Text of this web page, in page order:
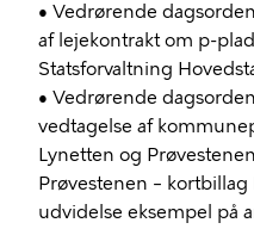
• Vedrørende
af lejekontrakt om p-
Statsforvaltning
• Vedrørende
vedtagelse af
Lynetten og
Prøvestenen –
udvidelse eksempel på